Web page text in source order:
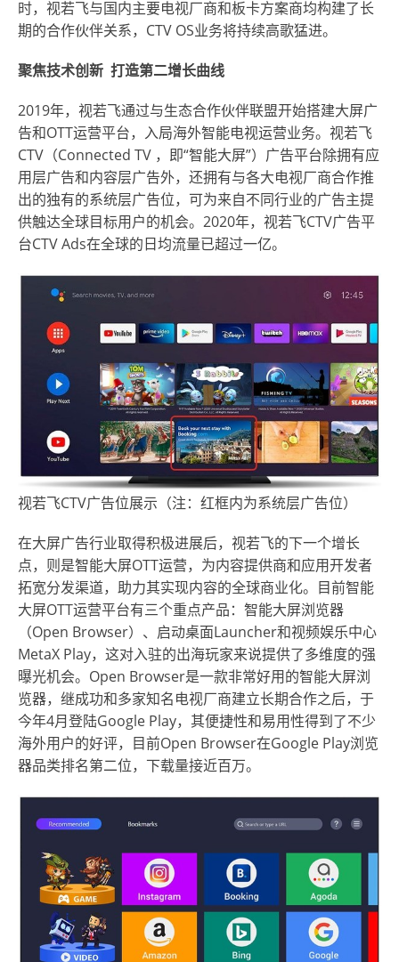
时，视若飞与国内主要电视厂商和板卡方案商均构建了长
期的合作伙伴关系，CTV OS业务将持续高歌猛进。
聚焦技术创新 打造第二增长曲线
2019年，视若飞通过与生态合作伙伴联盟开始搭建大屏广
告和OTT运营平台，入局海外智能电视运营业务。视若飞
CTV（Connected TV ，即“智能大屏”）广告平台除拥有应
用层广告和内容层广告外，还拥有与各大电视厂商合作推
出的独有的系统层广告位，可为来自不同行业的广告主提
供触达全球目标用户的机会。2020年，视若飞CTV广告平
台CTV Ads在全球的日均流量已超过一亿。
视若飞CTV广告位展示（注：红框内为系统层广告位）
在大屏广告行业取得积极进展后，视若飞的下一个增长
点，则是智能大屏OTT运营，为内容提供商和应用开发者
拓宽分发渠道，助力其实现内容的全球商业化。目前智能
大屏OTT运营平台有三个重点产品：智能大屏浏览器
（Open Browser）、启动桌面Launcher和视频娱乐中心
MetaX Play，这对入驻的出海玩家来说提供了多维度的强
曝光机会。Open Browser是一款非常好用的智能大屏浏
览器，继成功和多家知名电视厂商建立长期合作之后，于
今年4月登陆Google Play，其便捷性和易用性得到了不少
海外用户的好评，目前Open Browser在Google Play浏览
器品类排名第二位，下载量接近百万。